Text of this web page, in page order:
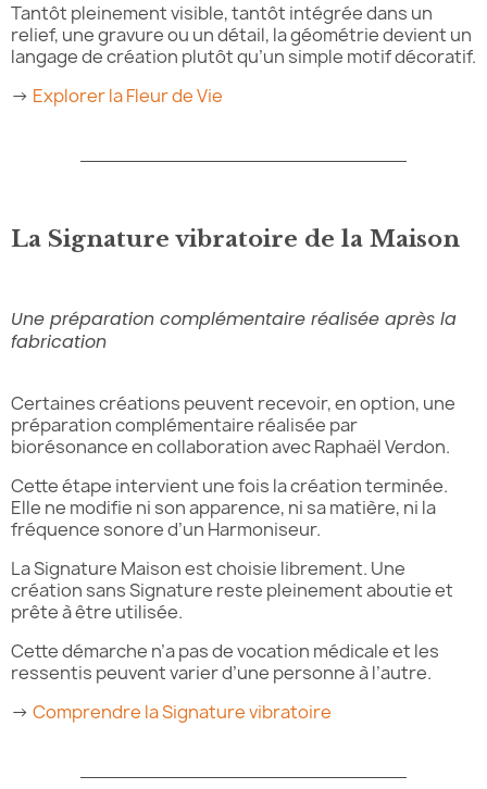
Tantôt pleinement visible, tantôt intégrée dans un
relief, une gravure ou un détail, la géométrie devient un
langage de création plutôt qu’un simple motif décoratif.
→ Explorer la Fleur de Vie
La Signature vibratoire de la Maison
Une préparation complémentaire réalisée après la
fabrication
Certaines créations peuvent recevoir, en option, une
préparation complémentaire réalisée par
biorésonance en collaboration avec Raphaël Verdon.
Cette étape intervient une fois la création terminée.
Elle ne modifie ni son apparence, ni sa matière, ni la
fréquence sonore d’un Harmoniseur.
La Signature Maison est choisie librement. Une
création sans Signature reste pleinement aboutie et
prête à être utilisée.
Cette démarche n’a pas de vocation médicale et les
ressentis peuvent varier d’une personne à l’autre.
→ Comprendre la Signature vibratoire